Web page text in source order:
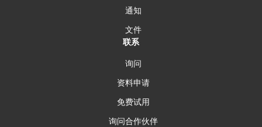
通知
文件
联系
询问
资料申请
免费试用
询问合作伙伴